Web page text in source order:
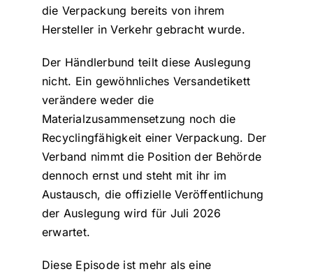
die Verpackung bereits von ihrem
Hersteller in Verkehr gebracht wurde.
Der Händlerbund teilt diese Auslegung
nicht. Ein gewöhnliches Versandetikett
verändere weder die
Materialzusammensetzung noch die
Recyclingfähigkeit einer Verpackung. Der
Verband nimmt die Position der Behörde
dennoch ernst und steht mit ihr im
Austausch, die offizielle Veröffentlichung
der Auslegung wird für Juli 2026
erwartet.
Diese Episode ist mehr als eine